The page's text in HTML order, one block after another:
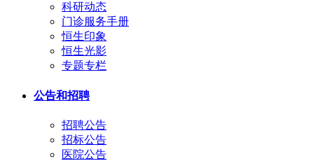
科研动态
门诊服务手册
恒生印象
恒生光影
专题专栏
公告和招聘
招聘公告
招标公告
医院公告